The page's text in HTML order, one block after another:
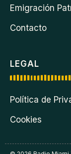
Emigración
Contacto
LEGAL
Política de
Cookies